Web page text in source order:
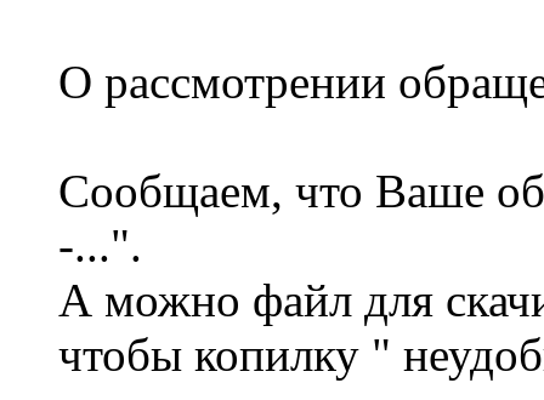
О рассмотрении
Сообщаем, что Ваше
-...".
А можно файл для
чтобы копилку "